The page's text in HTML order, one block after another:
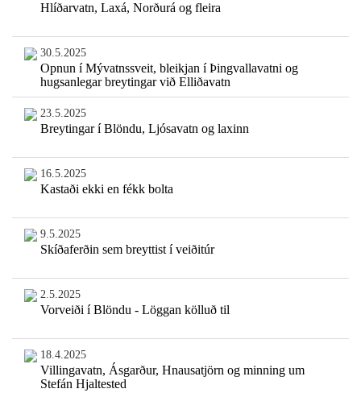
Hlíðarvatn, Laxá, Norðurá og fleira
30.5.2025
Opnun í Mývatnssveit, bleikjan í Þingvallavatni og
hugsanlegar breytingar við Elliðavatn
23.5.2025
Breytingar í Blöndu, Ljósavatn og laxinn
16.5.2025
Kastaði ekki en fékk bolta
9.5.2025
Skíðaferðin sem breyttist í veiðitúr
2.5.2025
Vorveiði í Blöndu - Löggan kölluð til
18.4.2025
Villingavatn, Ásgarður, Hnausatjörn og minning um
Stefán Hjaltested